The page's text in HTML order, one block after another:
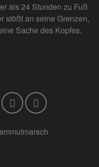
als 24 Stunden zu Fuß
stößt an seine Grenzen,
Sache des Kopfes.